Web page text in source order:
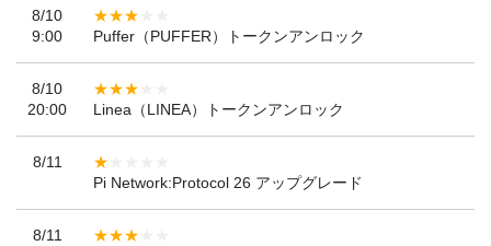
8/10
9:00
Puffer（PUFFER）トークンアンロック
8/10
20:00
Linea（LINEA）トークンアンロック
8/11
Pi Network:Protocol 26 アップグレード
8/11